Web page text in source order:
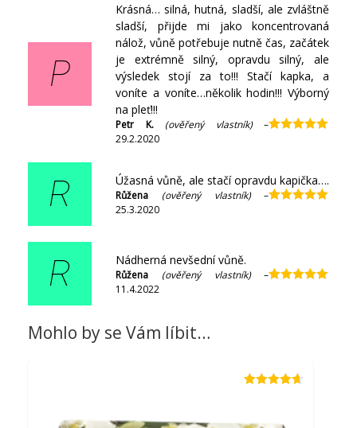
P
Krásná… silná, hutná, sladší, ale zvláštně
sladší, přijde mi jako koncentrovaná
nálož, vůně potřebuje nutně čas, začátek
je extrémně silný, opravdu silný, ale
výsledek stojí za to!!! Stačí kapka, a
voníte a voníte…několik hodin!!! Výborný
na pleť!!!
Petr K. (ověřený vlastník)
–
29.2.2020
R Úžasná vůně, ale stačí opravdu kapička….
Růžena (ověřený vlastník)
–
25.3.2020
R Nádherná nevšední vůně.
Růžena (ověřený vlastník)
–
11.4.2022
Mohlo by se Vám líbit…